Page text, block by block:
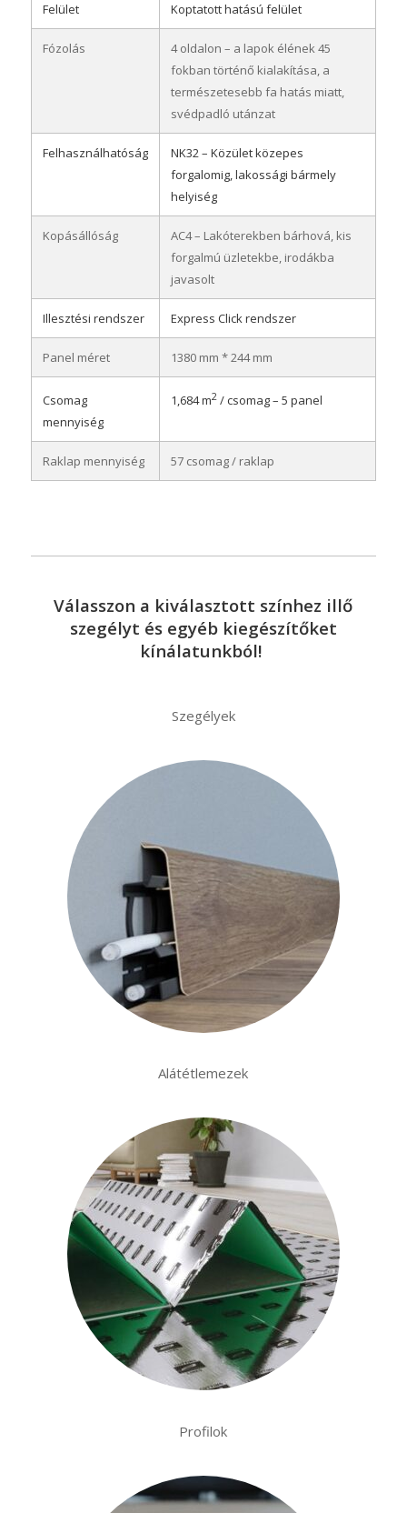
Felület Koptatott hatású felület
Fózolás
4 oldalon – a lapok élének 45
fokban történő kialakítása, a
természetesebb fa hatás miatt,
svédpadló utánzat
Felhasználhatóság
NK32 – Közület közepes
forgalomig, lakossági bármely
helyiség
Kopásállóság
AC4 – Lakóterekben bárhová, kis
forgalmú üzletekbe, irodákba
javasolt
Illesztési rendszer Express Click rendszer
Panel méret 1380 mm * 244 mm
Csomag
mennyiség
1,684 m2/ csomag – 5 panel
Raklap mennyiség 57 csomag / raklap
Válasszon a kiválasztott színhez illő
szegélyt és egyéb kiegészítőket
kínálatunkból!
Szegélyek
Alátétlemezek
Profilok